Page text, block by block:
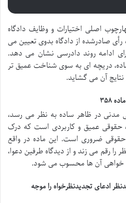
اصلی اختیارات و وظایف دادگاه
رأی صادرشده از دادگاه بدوی تعیین می
ادامه روند دادرسی نشان می دهد.
دریچه ای به سوی شناخت عمیق تر
آن می گشاید.
دادرسی مدنی در ظاهر ساده به نظر می رسد،
عمیق و کاربردی است که درک
ضروری است. این ماده در واقع
رقم می زند و از دیدگاه طرفین دعوا،
آن ها محسوب می شود.
ادعای تجدیدنظرخواه را موجه